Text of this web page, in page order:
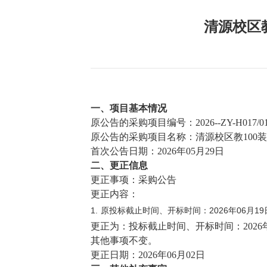
清源校区
一、项目基本情况
原公告的采购项目编号：2026--
原公告的采购项目名称：清源校区
首次公告日期：2026年05月29日
二、更正信息
更正事项：采购公告
更正内容：
原投标截止时间、开标时间：2026年06月
更正为：投标截止时间、开标时间：2026
其他事项不变。
更正日期：2026年06月02日